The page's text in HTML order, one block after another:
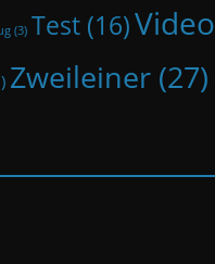
(3) Test (16)Video
Zweileiner (27)